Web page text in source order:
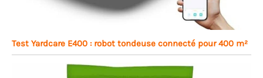
Test Yardcare E400 : robot tondeuse connecté pour 400 m²